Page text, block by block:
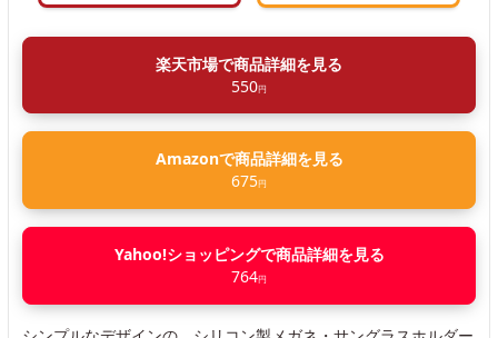
楽天市場で商品詳細を見る
550円
Amazonで商品詳細を見る
675円
Yahoo!ショッピングで商品詳細を見る
764円